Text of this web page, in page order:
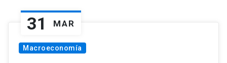
31 MAR
Macroeconomía